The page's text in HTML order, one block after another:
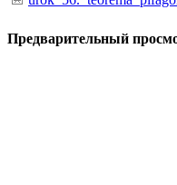
Предварительный